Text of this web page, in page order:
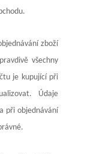
zboží
všechny
je kupující při
Údaje
při objednávání